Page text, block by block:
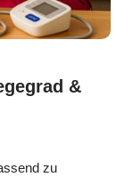
&
zu